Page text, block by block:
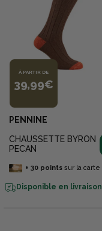
À PARTIR DE
39,99€
PENNINE
CHAUSSETTE BYRON
PECAN
+ 30pointssur la carte
Disponible en livraison